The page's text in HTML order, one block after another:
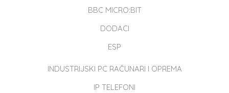
BBC MICRO:BIT
DODACI
ESP
INDUSTRIJSKI PC RAČUNARI I OPREMA
IP TELEFONI